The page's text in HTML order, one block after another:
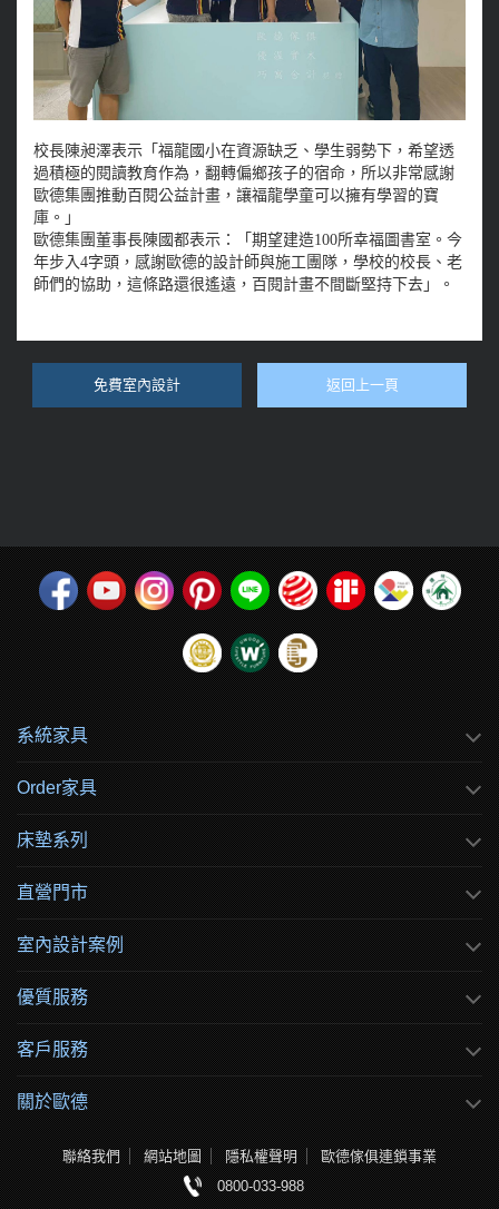
校長陳昶澤表示「福龍國小在資源缺乏、學生弱勢下，希望透
過積極的閱讀教育作為，翻轉偏鄉孩子的宿命，所以非常感謝
歐德集團推動百閱公益計畫，讓福龍學童可以擁有學習的寶
庫。」
歐德集團董事長陳國都表示：「期望建造100所幸福圖書室。今
年步入4字頭，感謝歐德的設計師與施工團隊，學校的校長、老
師們的協助，這條路還很遙遠，百閱計畫不間斷堅持下去」。
免費室內設計 返回上一頁
系統家具
Order家具
床墊系列
直營門市
室內設計案例
優質服務
客戶服務
關於歐德
聯絡我們 網站地圖 隱私權聲明
歐德傢俱連鎖事業
0800-033-988